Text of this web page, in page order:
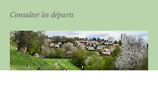
Consulter les départs